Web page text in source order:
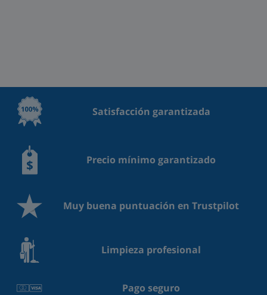
Satisfacción garantizada
Precio mínimo garantizado
Muy buena puntuación en Trustpilot
Limpieza profesional
Pago seguro